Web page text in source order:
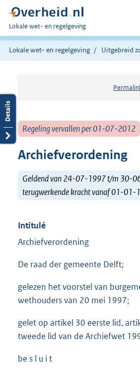
U
bent
hier:
Lokale wet- en regelgeving
Lokale wet- en regelgeving Uitgebreid
Regeling vervallen per 01-07-2012
Archiefverordening
Geldend van 24-07-1997 t/m 30-
terugwerkende kracht vanaf 01-01-
Intitulé
Archiefverordening
De raad der gemeente Delft;
gelezen het voorstel van
wethouders van 20 mei 1997;
gelet op artikel 30 eerste lid,
tweede lid van de Archiefwet
be s l u i t